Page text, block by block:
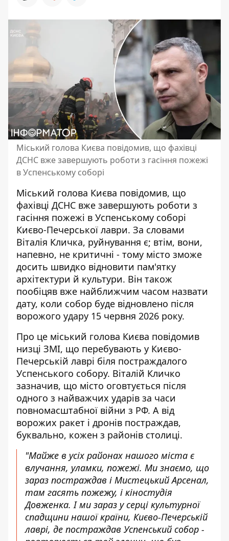
Міський голова Києва повідомив, що фахівці
ДСНС вже завершують роботи з гасіння пожежі
в Успенському соборі
Міський голова Києва повідомив, що
фахівці ДСНС вже завершують роботи з
гасіння пожежі в Успенському соборі
Києво-Печерської лаври. За словами
Віталія Кличка, руйнування є; втім, вони,
напевно, не критичні - тому місто зможе
досить швидко відновити пам'ятку
архітектури й культури. Він також
пообіцяв вже найближчим часом назвати
дату, коли собор буде відновлено після
ворожого удару 15 червня 2026 року.
Про це міський голова Києва повідомив
низці ЗМІ, що перебувають у Києво-
Печерській лаврі біля постраждалого
Успенського собору. Віталій Кличко
зазначив, що місто оговтується після
одного з найважчих ударів за часи
повномасштабної війни з РФ. А від
ворожих ракет і дронів постраждав,
буквально, кожен з районів столиці.
"Майже в усіх районах нашого міста є
влучання, уламки, пожежі. Ми знаємо, що
зараз постраждав і Мистецький Арсенал,
там гасять пожежу, і кіностудія
Довженка. І ми зараз у серці культурної
спадщини нашої країни, Києво-Печерській
лаврі, де постраждав Успенський собор -